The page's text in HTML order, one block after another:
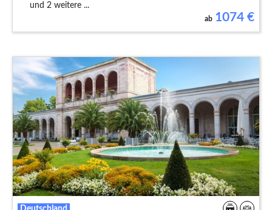
und 2 weitere ...
ab 1074 €